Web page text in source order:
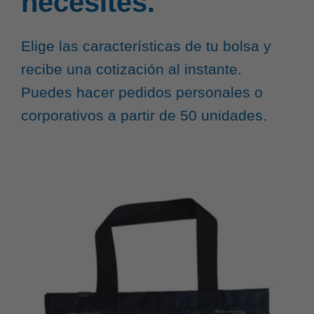
Elige las características de tu bolsa y
recibe una cotización al instante.
Puedes hacer pedidos personales o
corporativos a partir de 50 unidades.